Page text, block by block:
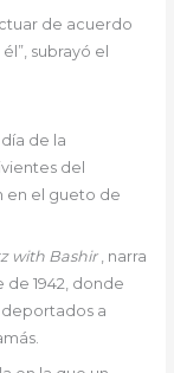
de acuerdo
subrayó el
de la
del
en el gueto de
with Bashir, narra
1942, donde
deportados a